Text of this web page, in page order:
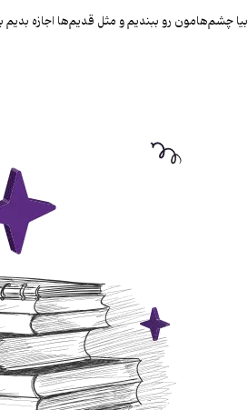
بیا چشم‌هامون رو ببندیم و مثل قدیم‌ها اجازه